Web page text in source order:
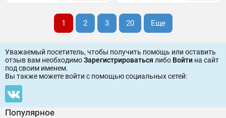
1 2 3 20 Еще
Уважаемый посетитель, чтобы получить помощь или оставить
отзыв вам необходимоЗарегистрироваться либо Войти на сайт
под своим именем.
Вы также можете войти c помощью социальных сетей:
Популярное